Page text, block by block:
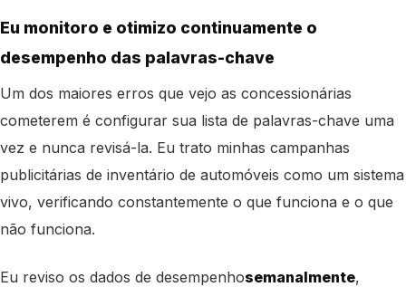
Eu monitoro e otimizo continuamente o
desempenho das palavras-chave
Um dos maiores erros que vejo as concessionárias
cometerem é configurar sua lista de palavras-chave uma
vez e nunca revisá-la. Eu trato minhas campanhas
publicitárias de inventário de automóveis como um sistema
vivo, verificando constantemente o que funciona e o que
não funciona.
Eu reviso os dados de desempenhosemanalmente,